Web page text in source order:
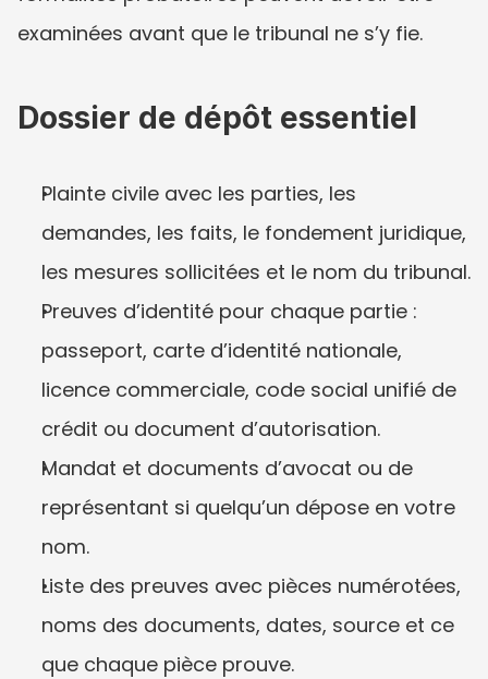
examinées avant que le tribunal ne s’y fie.
Dossier de dépôt essentiel
Plainte civile avec les parties, les
demandes, les faits, le fondement juridique,
les mesures sollicitées et le nom du tribunal.
Preuves d’identité pour chaque partie :
passeport, carte d’identité nationale,
licence commerciale, code social unifié de
crédit ou document d’autorisation.
Mandat et documents d’avocat ou de
représentant si quelqu’un dépose en votre
nom.
Liste des preuves avec pièces numérotées,
noms des documents, dates, source et ce
que chaque pièce prouve.